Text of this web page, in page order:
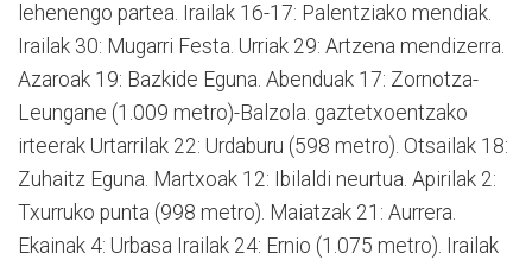
lehenengo partea. Irailak 16-17: Palentziako mendiak.
Irailak 30: Mugarri Festa. Urriak 29: Artzena mendizerra.
Azaroak 19: Bazkide Eguna. Abenduak 17: Zornotza-
Leungane (1.009 metro)-Balzola. gaztetxoentzako
irteerak Urtarrilak 22: Urdaburu (598 metro). Otsailak 18:
Zuhaitz Eguna. Martxoak 12: Ibilaldi neurtua. Apirilak 2:
Txurruko punta (998 metro). Maiatzak 21: Aurrera.
Ekainak 4: Urbasa Irailak 24: Ernio (1.075 metro). Irailak